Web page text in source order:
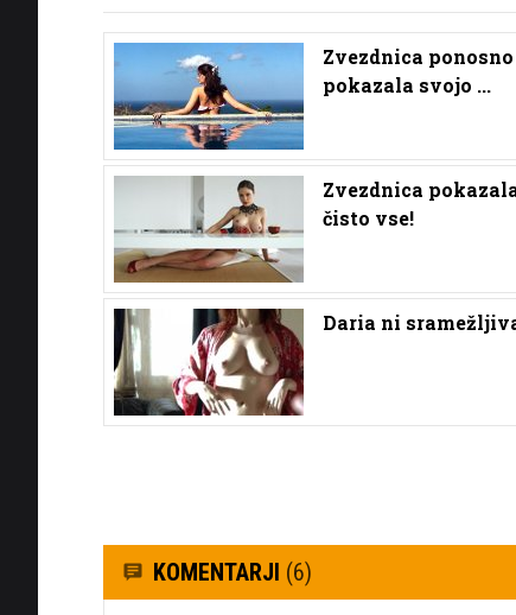
Zvezdnica ponosno
pokazala svojo ...
Zvezdnica
čisto vse!
Daria ni
KOMENTARJI (6)